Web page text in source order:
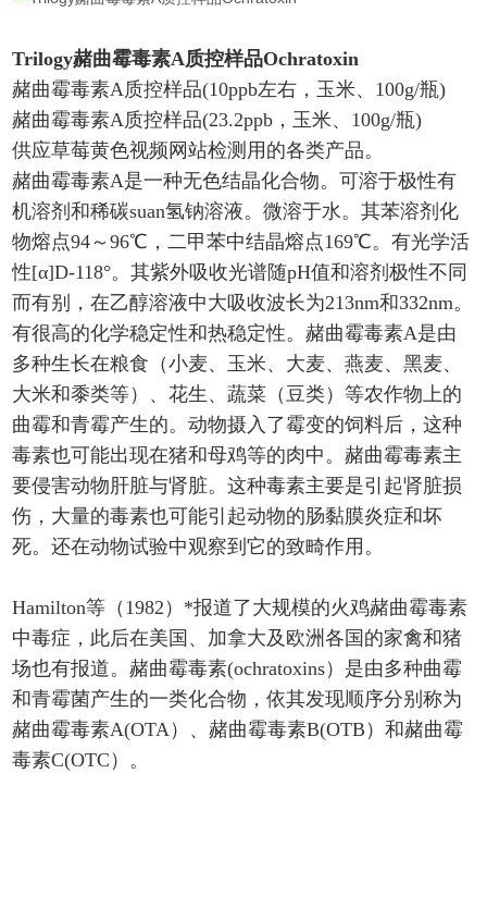
Trilogy赭曲霉毒素A质控样品Ochratoxin
赭曲霉毒素A质控样品(10ppb左右，玉米、100g/瓶)
赭曲霉毒素A质控样品(23.2ppb，玉米、100g/瓶)
供应草莓黄色视频网站检测用的各类产品。
赭曲霉毒素A是一种无色结晶化合物。可溶于极性有
机溶剂和稀碳suan氢钠溶液。微溶于水。其苯溶剂化
物熔点94～96℃，二甲苯中结晶熔点169℃。有光学活
性[α]D-118°。其紫外吸收光谱随pH值和溶剂极性不同
而有别，在乙醇溶液中大吸收波长为213nm和332nm。
有很高的化学稳定性和热稳定性。赭曲霉毒素A是由
多种生长在粮食（小麦、玉米、大麦、燕麦、黑麦、
大米和黍类等）、花生、蔬菜（豆类）等农作物上的
曲霉和青霉产生的。动物摄入了霉变的饲料后，这种
毒素也可能出现在猪和母鸡等的肉中。赭曲霉毒素主
要侵害动物肝脏与肾脏。这种毒素主要是引起肾脏损
伤，大量的毒素也可能引起动物的肠黏膜炎症和坏
死。还在动物试验中观察到它的致畸作用。
Hamilton等（1982）*报道了大规模的火鸡赭曲霉毒素
中毒症，此后在美国、加拿大及欧洲各国的家禽和猪
场也有报道。赭曲霉毒素(ochratoxins）是由多种曲霉
和青霉菌产生的一类化合物，依其发现顺序分别称为
赭曲霉毒素A(OTA）、赭曲霉毒素B(OTB）和赭曲霉
毒素C(OTC）。